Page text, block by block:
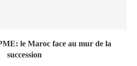
le Maroc face au mur de la
succession